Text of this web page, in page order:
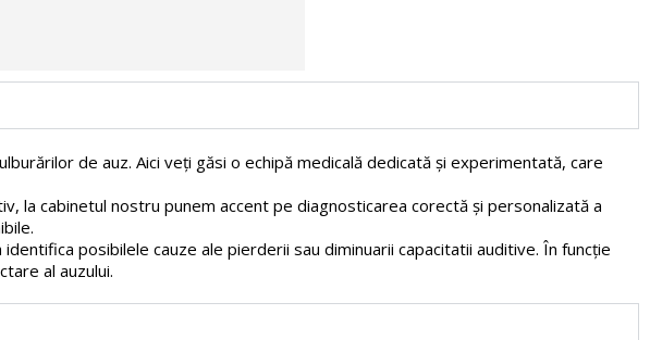
de auz. Aici veți găsi o echipă medicală dedicată și experimentată, care
la cabinetul nostru punem accent pe diagnosticarea corectă și personalizată a
posibilele cauze ale pierderii sau diminuarii capacitatii auditive. În funcție
al auzului.